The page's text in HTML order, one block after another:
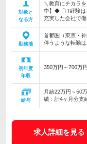
対象と
なる方
＼教育にチカラ
中】◆「IT経験は
充実した会社で
勤務地
首都圏（東京・
伴うような転勤
初年度
年収
350万円～700万円
給与
月給22万円～50
績：計4ヶ月分支
求人詳細を見る